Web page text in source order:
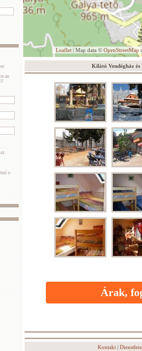
an
e-
Leaflet | Map data © OpenStreetMap
Kilátó Vendégház
Árak,
Kontakt |